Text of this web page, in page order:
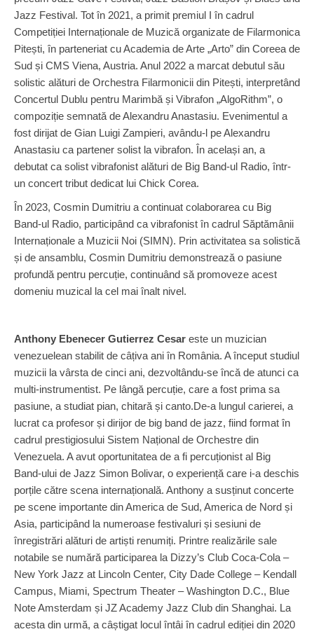
Jazz Festival. Tot în 2021, a primit premiul I în cadrul
Competiției Internaționale de Muzică organizate de Filarmonica
Pitești, în parteneriat cu Academia de Arte „Arto” din Coreea de
Sud și CMS Viena, Austria. Anul 2022 a marcat debutul său
solistic alături de Orchestra Filarmonicii din Pitești, interpretând
Concertul Dublu pentru Marimbă și Vibrafon „AlgoRithm”, o
compoziție semnată de Alexandru Anastasiu. Evenimentul a
fost dirijat de Gian Luigi Zampieri, avându-l pe Alexandru
Anastasiu ca partener solist la vibrafon. În același an, a
debutat ca solist vibrafonist alături de Big Band-ul Radio, într-
un concert tribut dedicat lui Chick Corea.
În 2023, Cosmin Dumitriu a continuat colaborarea cu Big
Band-ul Radio, participând ca vibrafonist în cadrul Săptămânii
Internaționale a Muzicii Noi (SIMN). Prin activitatea sa solistică
și de ansamblu, Cosmin Dumitriu demonstrează o pasiune
profundă pentru percuție, continuând să promoveze acest
domeniu muzical la cel mai înalt nivel.
Anthony Ebenecer Gutierrez Cesar este un muzician
venezuelean stabilit de câțiva ani în România. A început studiul
muzicii la vârsta de cinci ani, dezvoltându-se încă de atunci ca
multi-instrumentist. Pe lângă percuție, care a fost prima sa
pasiune, a studiat pian, chitară și canto.De-a lungul carierei, a
lucrat ca profesor și dirijor de big band de jazz, fiind format în
cadrul prestigiosului Sistem Național de Orchestre din
Venezuela. A avut oportunitatea de a fi percuționist al Big
Band-ului de Jazz Simon Bolivar, o experiență care i-a deschis
porțile către scena internațională. Anthony a susținut concerte
pe scene importante din America de Sud, America de Nord și
Asia, participând la numeroase festivaluri și sesiuni de
înregistrări alături de artiști renumiți. Printre realizările sale
notabile se numără participarea la Dizzy’s Club Coca-Cola –
New York Jazz at Lincoln Center, City Dade College – Kendall
Campus, Miami, Spectrum Theater – Washington D.C., Blue
Note Amsterdam și JZ Academy Jazz Club din Shanghai. La
acesta din urmă, a câștigat locul întâi în cadrul ediției din 2020